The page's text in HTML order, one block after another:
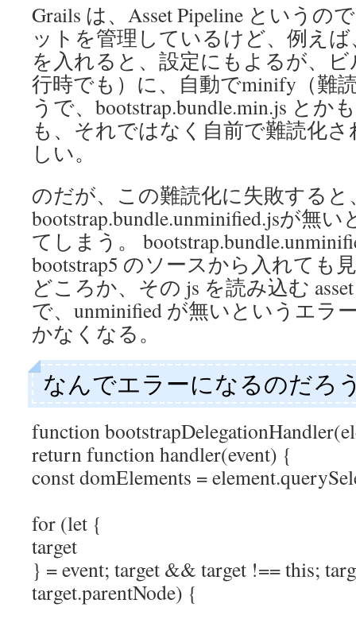
Grails は、Asset Pipeline というの
ットを管理しているけど、例えば
を入れると、設定にもよるが、
行時でも）に、自動でminify（難
うで、bootstrap.bundle.min.js とか
も、それではなく自前で難読化
しい。
のだが、この難読化に失敗する
bootstrap.bundle.unminified.jsが無
てしまう。
bootstrap5 のソースから入れても
どころか、その js を読み込む
で、unminified が無いというエラ
かなくなる。
なんでエラーになるのだろ
function
return function handler(event) {
const domElements =
for (let {
target
} = event; target && target !== this;
target.parentNode) {